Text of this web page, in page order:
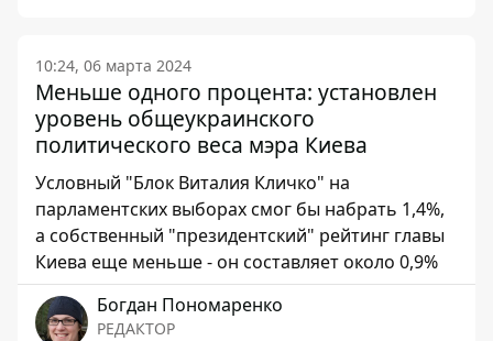
10:24, 06 марта 2024
Меньше одного процента: установлен
уровень общеукраинского
политического веса мэра Киева
Условный "Блок Виталия Кличко" на
парламентских выборах смог бы набрать 1,4%,
а собственный "президентский" рейтинг главы
Киева еще меньше - он составляет около 0,9%
Богдан Пономаренко
РЕДАКТОР